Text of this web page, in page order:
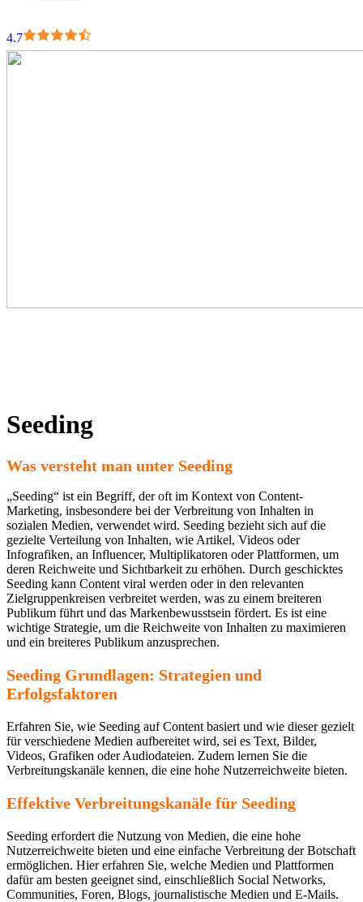
4.7
Seeding
Was versteht man unter Seeding
„Seeding“ ist ein Begriff, der oft im Kontext von Content-
Marketing, insbesondere bei der Verbreitung von Inhalten in
sozialen Medien, verwendet wird. Seeding bezieht sich auf die
gezielte Verteilung von Inhalten, wie Artikel, Videos oder
Infografiken, an Influencer, Multiplikatoren oder Plattformen, um
deren Reichweite und Sichtbarkeit zu erhöhen. Durch geschicktes
Seeding kann Content viral werden oder in den relevanten
Zielgruppenkreisen verbreitet werden, was zu einem breiteren
Publikum führt und das Markenbewusstsein fördert. Es ist eine
wichtige Strategie, um die Reichweite von Inhalten zu maximieren
und ein breiteres Publikum anzusprechen.
Seeding Grundlagen: Strategien und
Erfolgsfaktoren
Erfahren Sie, wie Seeding auf Content basiert und wie dieser gezielt
für verschiedene Medien aufbereitet wird, sei es Text, Bilder,
Videos, Grafiken oder Audiodateien. Zudem lernen Sie die
Verbreitungskanäle kennen, die eine hohe Nutzerreichweite bieten.
Effektive Verbreitungskanäle für Seeding
Seeding erfordert die Nutzung von Medien, die eine hohe
Nutzerreichweite bieten und eine einfache Verbreitung der Botschaft
ermöglichen. Hier erfahren Sie, welche Medien und Plattformen
dafür am besten geeignet sind, einschließlich Social Networks,
Communities, Foren, Blogs, journalistische Medien und E-Mails.